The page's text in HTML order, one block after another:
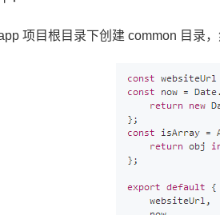
项目根目录下创建 common 目录